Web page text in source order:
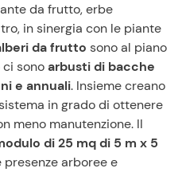
da frutto, erbe
in sinergia con le piante
da frutto sono al piano
sonoarbusti di bacche
e annuali. Insieme creano
in grado di ottenere
meno manutenzione. II
di 25 mq di 5 m x 5
presenze arboree e